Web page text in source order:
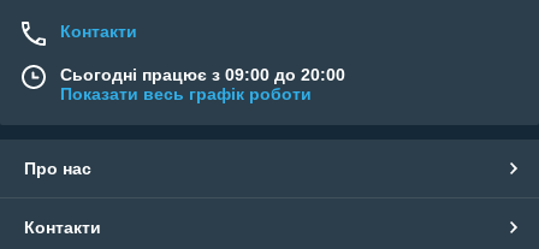
Контакти
Сьогодні працює з 09:00 до 20:00
Показати весь графік роботи
Про нас
Контакти